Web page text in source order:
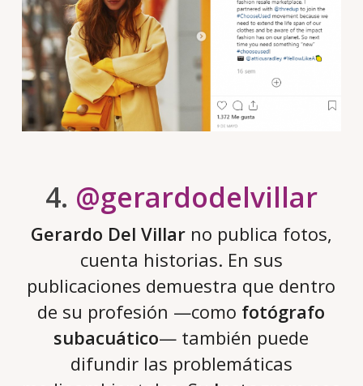
4. @gerardodelvillar
Gerardo Del Villarno publica fotos,
cuenta historias. En sus
publicaciones demuestra que dentro
de su profesión —como fotógrafo
subacuático— también puede
difundir las problemáticas